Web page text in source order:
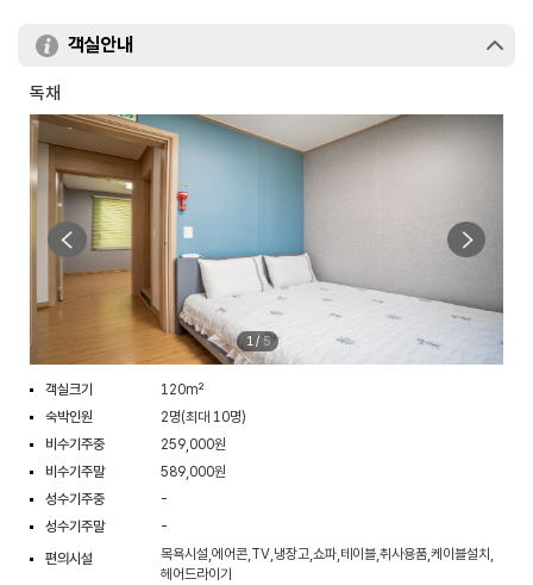
객실안내
독채
1 /5
객실크기
120m²
숙박인원
2명(최대 10명)
비수기주중
259,000원
비수기주말
589,000원
성수기주중
-
성수기주말
-
편의시설
목욕시설,에어콘,TV,냉장고,쇼파,테이블,취사용품,케이블설치,
헤어드라이기